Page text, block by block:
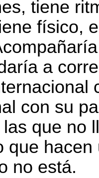
tiene
físico,
a
con su
que no
que
no está.